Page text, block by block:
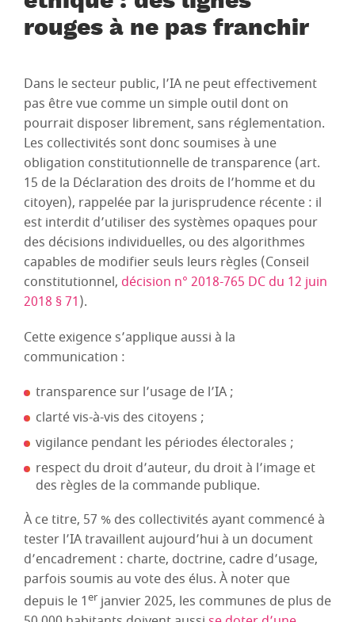
rouges à ne pas franchir
Dans le secteur public, l’IA ne peut effectivement
pas être vue comme un simple outil dont on
pourrait disposer librement, sans réglementation.
Les collectivités sont donc soumises à une
obligation constitutionnelle de transparence (art.
15 de la Déclaration des droits de l’homme et du
citoyen), rappelée par la jurisprudence récente : il
est interdit d’utiliser des systèmes opaques pour
des décisions individuelles, ou des algorithmes
capables de modifier seuls leurs règles (Conseil
constitutionnel, décision n° 2018-765 DC du 12 juin
2018 § 71).
Cette exigence s’applique aussi à la
communication :
transparence sur l’usage de l’IA ;
clarté vis-à-vis des citoyens ;
vigilance pendant les périodes électorales ;
respect du droit d’auteur, du droit à l’image et
des règles de la commande publique.
À ce titre, 57 % des collectivités ayant commencé à
tester l’IA travaillent aujourd’hui à un document
d’encadrement : charte, doctrine, cadre d’usage,
parfois soumis au vote des élus. À noter que
depuis le 1er janvier 2025, les communes de plus de